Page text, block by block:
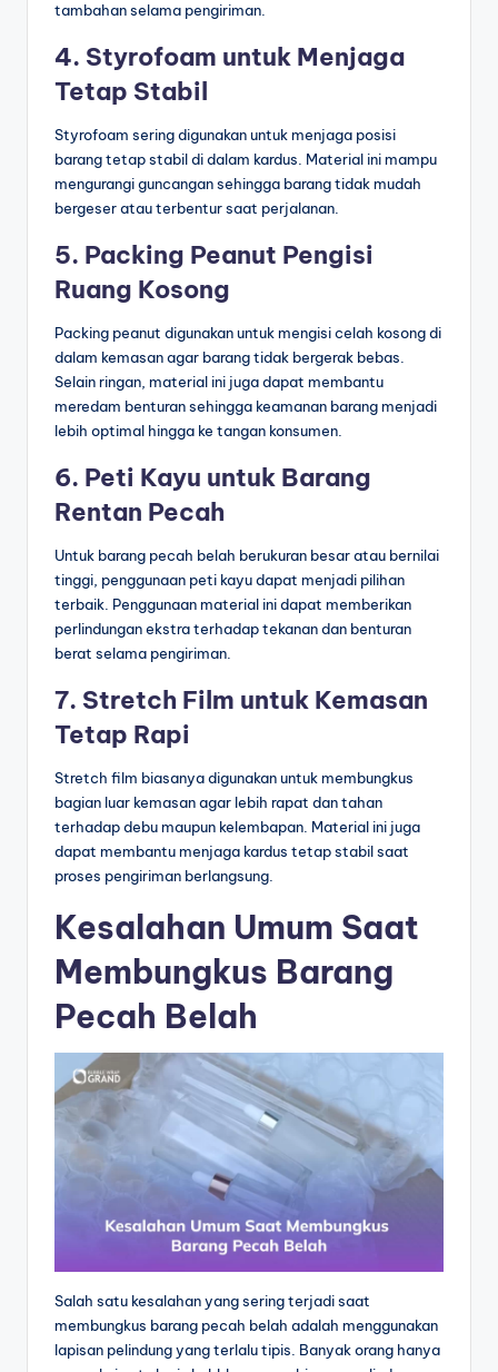
tambahan selama pengiriman.
4. Styrofoam untuk Menjaga
Tetap Stabil
Styrofoam sering digunakan untuk menjaga posisi
barang tetap stabil di dalam kardus. Material ini mampu
mengurangi guncangan sehingga barang tidak mudah
bergeser atau terbentur saat perjalanan.
5. Packing Peanut Pengisi
Ruang Kosong
Packing peanut digunakan untuk mengisi celah kosong di
dalam kemasan agar barang tidak bergerak bebas.
Selain ringan, material ini juga dapat membantu
meredam benturan sehingga keamanan barang menjadi
lebih optimal hingga ke tangan konsumen.
6. Peti Kayu untuk Barang
Rentan Pecah
Untuk barang pecah belah berukuran besar atau bernilai
tinggi, penggunaan peti kayu dapat menjadi pilihan
terbaik. Penggunaan material ini dapat memberikan
perlindungan ekstra terhadap tekanan dan benturan
berat selama pengiriman.
7. Stretch Film untuk Kemasan
Tetap Rapi
Stretch film biasanya digunakan untuk membungkus
bagian luar kemasan agar lebih rapat dan tahan
terhadap debu maupun kelembapan. Material ini juga
dapat membantu menjaga kardus tetap stabil saat
proses pengiriman berlangsung.
Kesalahan Umum Saat
Membungkus Barang
Pecah Belah
Salah satu kesalahan yang sering terjadi saat
membungkus barang pecah belah adalah menggunakan
lapisan pelindung yang terlalu tipis. Banyak orang hanya